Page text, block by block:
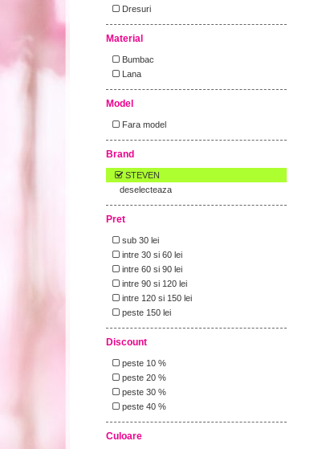
Dresuri
Material
Bumbac
Lana
Model
Fara model
Brand
STEVEN
deselecteaza
Pret
sub 30 lei
intre 30 si 60 lei
intre 60 si 90 lei
intre 90 si 120 lei
intre 120 si 150 lei
peste 150 lei
Discount
peste 10 %
peste 20 %
peste 30 %
peste 40 %
Culoare